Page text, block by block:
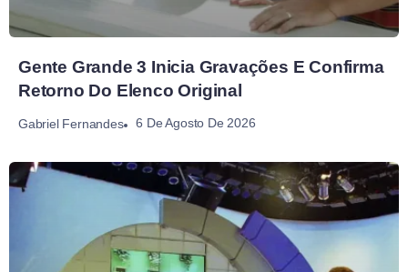
Gente Grande 3 Inicia Gravações E Confirma
Retorno Do Elenco Original
Gabriel Fernandes 6 De Agosto De 2026